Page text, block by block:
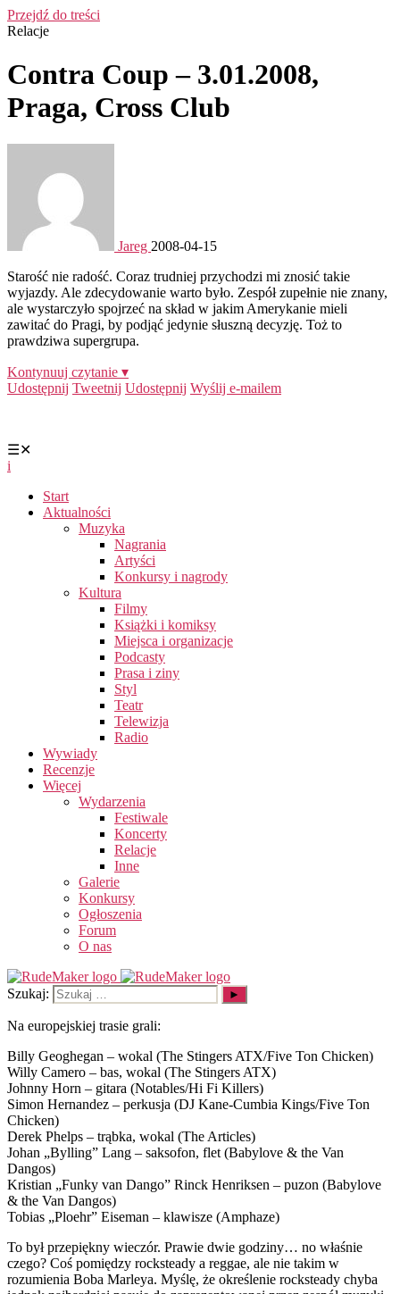
Przejdź do treści
Relacje
Contra Coup – 3.01.2008,
Praga, Cross Club
Jareg 2008-04-15
Starość nie radość. Coraz trudniej przychodzi mi znosić takie
wyjazdy. Ale zdecydowanie warto było. Zespół zupełnie nie znany,
ale wystarczyło spojrzeć na skład w jakim Amerykanie mieli
zawitać do Pragi, by podjąć jedynie słuszną decyzję. Toż to
prawdziwa supergrupa.
Kontynuuj czytanie ▾
Udostępnij Tweetnij Udostępnij Wyślij e-mailem
☰✕
i
Start
Aktualności
Muzyka
Nagrania
Artyści
Konkursy i nagrody
Kultura
Filmy
Książki i komiksy
Miejsca i organizacje
Podcasty
Prasa i ziny
Styl
Teatr
Telewizja
Radio
Wywiady
Recenzje
Więcej
Wydarzenia
Festiwale
Koncerty
Relacje
Inne
Galerie
Konkursy
Ogłoszenia
Forum
O nas
Szukaj:
Na europejskiej trasie grali:
Billy Geoghegan – wokal (The Stingers ATX/Five Ton Chicken)
Willy Camero – bas, wokal (The Stingers ATX)
Johnny Horn – gitara (Notables/Hi Fi Killers)
Simon Hernandez – perkusja (DJ Kane-Cumbia Kings/Five Ton
Chicken)
Derek Phelps – trąbka, wokal (The Articles)
Johan „Bylling” Lang – saksofon, flet (Babylove & the Van
Dangos)
Kristian „Funky van Dango” Rinck Henriksen – puzon (Babylove
& the Van Dangos)
Tobias „Ploehr” Eiseman – klawisze (Amphaze)
To był przepiękny wieczór. Prawie dwie godziny… no właśnie
czego? Coś pomiędzy rocksteady a reggae, ale nie takim w
rozumienia Boba Marleya. Myślę, że określenie rocksteady chyba